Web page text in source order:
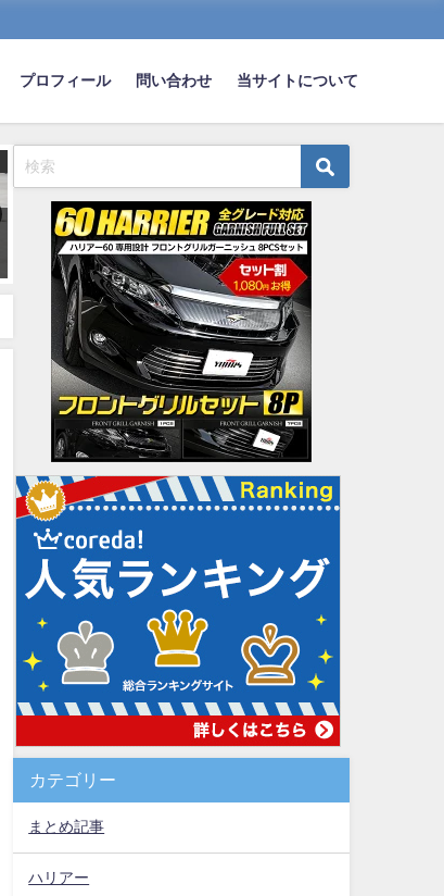
プロフィール 問い合わせ 当サイトについて
RX-7 MR-2 240SX GT-R 日本人に
古いｱﾒ車が人気だったのは今は
昔 アメリカ若者に日本の古い
車が人気
2019-08-01
ワイ（50km/h）「前の車遅
な…追い越すか」前の車
（30km/h）「！」
2024-07-15
カテゴリー
まとめ記事
ハリアー